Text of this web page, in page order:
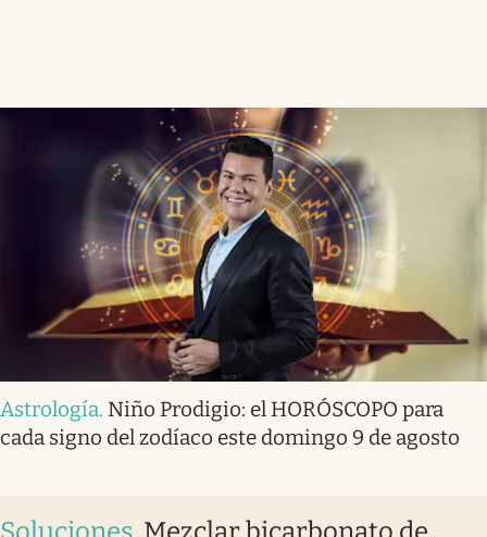
Astrología. Niño Prodigio: el HORÓSCOPO para
cada signo del zodíaco este domingo 9 de agosto